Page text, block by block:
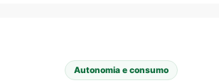
Autonomia e consumo